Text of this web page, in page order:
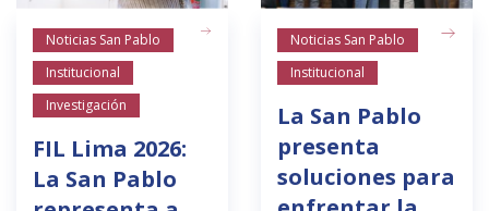
Noticias San Pablo
Institucional
Investigación
FIL Lima 2026:
La San Pablo
Noticias San Pablo
Institucional
La San Pablo
presenta
soluciones para